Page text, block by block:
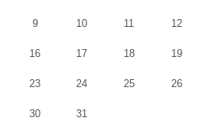
9 10 11 12
16 17 18 19
23 24 25 26
30 31